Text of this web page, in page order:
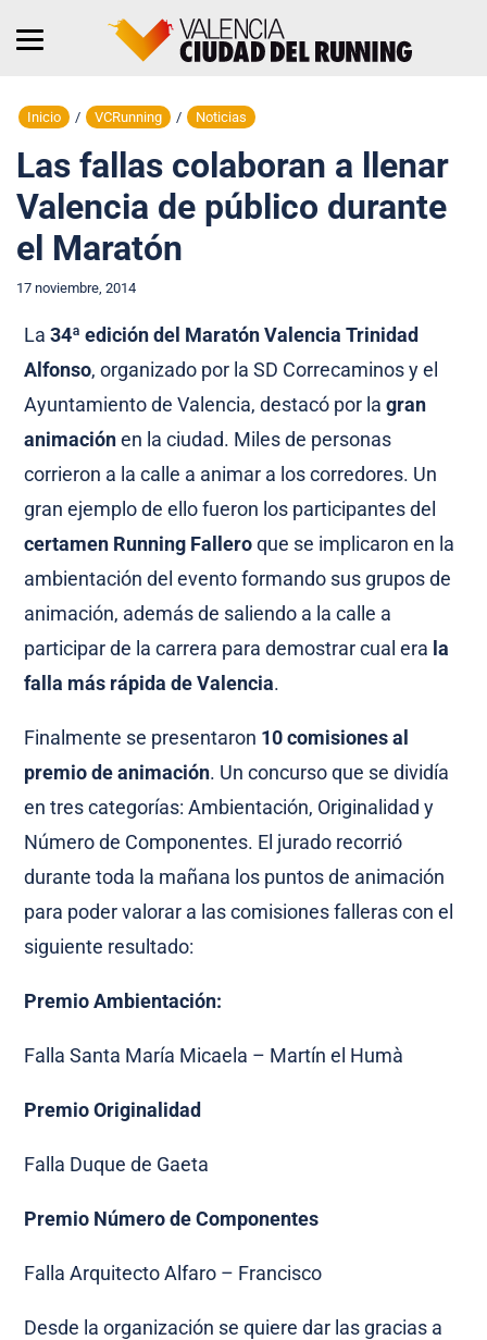
Inicio / VCRunning / Noticias
Las fallas colaboran a llenar
Valencia de público durante
el Maratón
17 noviembre, 2014
La34ª edición del Maratón Valencia Trinidad
Alfonso, organizado por la SD Correcaminos y el
Ayuntamiento de Valencia, destacó por lagran
animaciónen la ciudad. Miles de personas
corrieron a la calle a animar a los corredores. Un
gran ejemplo de ello fueron los participantes del
certamen Running Falleroque se implicaron en la
ambientación del evento formando sus grupos de
animación, además de saliendo a la calle a
participar de la carrera para demostrar cual era la
falla más rápida de Valencia.
Finalmente se presentaron 10 comisiones al
premio de animación. Un concurso que se dividía
en tres categorías: Ambientación, Originalidad y
Número de Componentes. El jurado recorrió
durante toda la mañana los puntos de animación
para poder valorar a las comisiones falleras con el
siguiente resultado:
Premio Ambientación:
Falla Santa María Micaela – Martín el Humà
Premio Originalidad
Falla Duque de Gaeta
Premio Número de Componentes
Falla Arquitecto Alfaro – Francisco
Desde la organización se quiere dar las gracias a